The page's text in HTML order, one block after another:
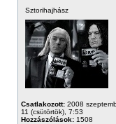
Sztorihajhász
Csatlakozott: 2008
11 (csütörtök), 7:53
Hozzászólások: 1508